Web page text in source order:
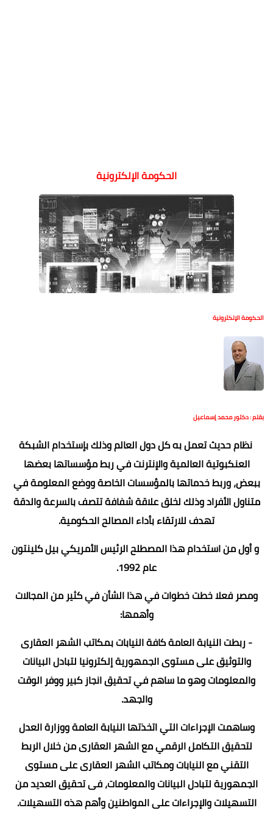
الحكومة الإلكترونية
الحكومة الإلكترونية
بقلم : دكتور محمد إسماعيل
نظام حديث تعمل به كل دول العالم وذلك بإستخدام الشبكة
العنكبوتية العالمية والإنترنت في ربط مؤسساتها بعضها
ببعض، وربط خدماتها بالمؤسسات الخاصة ووضع المعلومة في
متناول الأفراد وذلك لخلق علاقة شفافة تتصف بالسرعة والدقة
تهدف للارتقاء بأداء المصالح الحكومية.
و أول من استخدام هذا المصطلح الرئيس الأمريكي بيل كلينتون
عام 1992.
ومصر فعلا خطت خطوات في هذا الشأن في كثير من المجالات
وأهمها:
- ربطت النيابة العامة كافة النيابات بمكاتب الشهر العقارى
والتوثيق على مستوى الجمهورية إلكترونيا لتبادل البيانات
والمعلومات وهو ما ساهم في تحقيق انجاز كبير ووفر الوقت
والجهد.
وساهمت الإجراءات التي اتخذتها النيابة العامة ووزارة العدل
لتحقيق التكامل الرقمي مع الشهر العقارى من خلال الربط
التقني مع النيابات ومكاتب الشهر العقارى على مستوى
الجمهورية لتبادل البيانات والمعلومات، فى تحقيق العديد من
التسهيلات والإجراءات على المواطنين وأهم هذه التسهيلات.